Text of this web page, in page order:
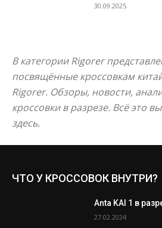
30.09.2025
В категории Rigorer
посвящённые кроссовкам
Rigorer. Обзоры, новости,
кроссовки в разрезе. Всё это
здесь.
ЧТО У КРОССОВОК ВНУТРИ?
Anta KAI 1 в
27.02.2024